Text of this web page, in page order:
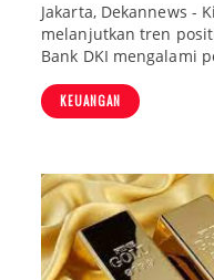
Jakarta, Dekannews -
melanjutkan tren
Bank DKI mengalami
KEUANGAN